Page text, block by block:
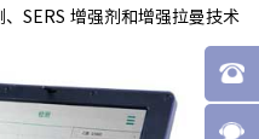
SERS 增强剂和增强拉曼技术